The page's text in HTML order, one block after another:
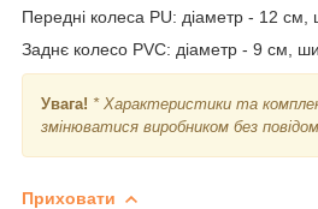
Передні колеса PU: діаметр - 12
Заднє колесо PVC: діаметр - 9 см,
Увага! * Характеристики та
змінюватися виробником без
Приховати